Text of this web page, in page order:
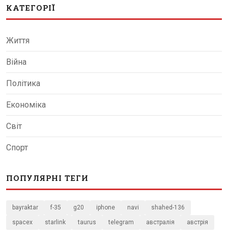
КАТЕГОРІЇ
Життя
Війна
Політика
Економіка
Світ
Спорт
ПОПУЛЯРНІ ТЕГИ
bayraktar f-35 g20 iphone navi shahed-136
spacex starlink taurus telegram австралія австрія